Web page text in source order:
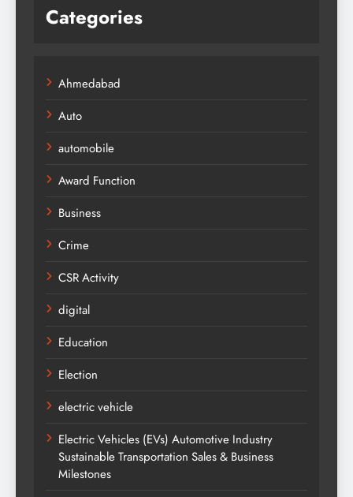
Categories
Ahmedabad
Auto
automobile
Award Function
Business
Crime
CSR Activity
digital
Education
Election
electric vehicle
Electric Vehicles (EVs) Automotive Industry
Sustainable Transportation Sales & Business
Milestones